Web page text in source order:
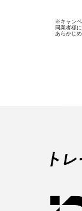
※キャンペ
同業者様
あらかじ